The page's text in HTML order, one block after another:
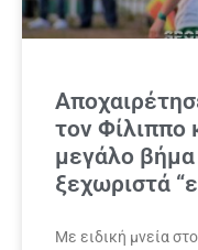
τον Φίλιππο
μεγάλο
ξεχωριστά
Με ειδική μνεία